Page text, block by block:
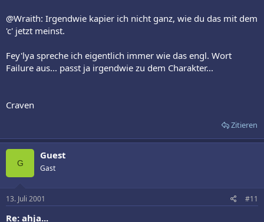
@Wraith: Irgendwie kapier ich nicht ganz, wie du das mit dem
'c' jetzt meinst.
Fey'lya spreche ich eigentlich immer wie das engl. Wort
Failure aus... passt ja irgendwie zu dem Charakter...
Craven
Zitieren
G
Guest
Gast
13. Juli 2001 #11
Re: ahja...